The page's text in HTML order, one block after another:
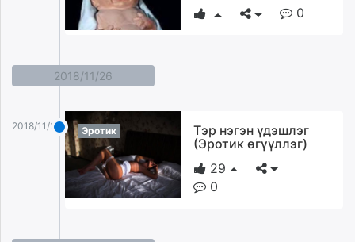
0
2018/11/26
2018/11/26 Эротик
Тэр нэгэн үдэшлэг
(Эротик өгүүллэг)
29
0